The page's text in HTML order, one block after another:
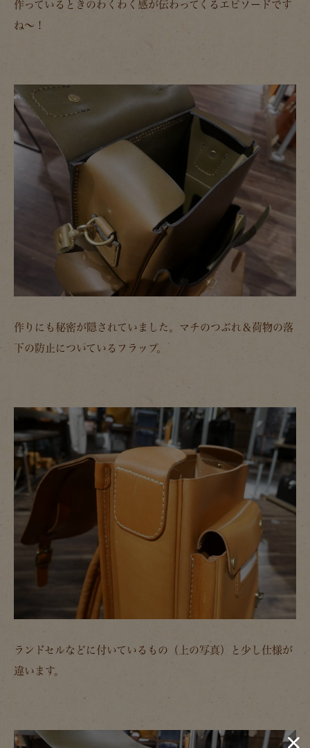
作っているときのわくわく感が伝わってくるエピソードです
ね～！
作りにも秘密が隠されていました。マチのつぶれ＆荷物の落
下の防止についているフラップ。
ランドセルなどに付いているもの（上の写真）と少し仕様が
違います。